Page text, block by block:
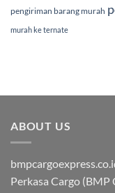
pengiriman barang murah
murah ke ternate
ABOUT US
Perkasa Cargo (BMP